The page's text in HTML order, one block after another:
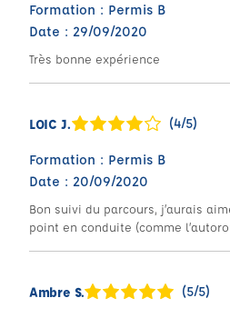
Formation : Permis B
Date : 29/09/2020
Très bonne expérience
LOIC J. (4/5)
Formation : Permis B
Date : 20/09/2020
Bon suivi du parcours, j’aurais
point en conduite (comme
Ambre S. (5/5)